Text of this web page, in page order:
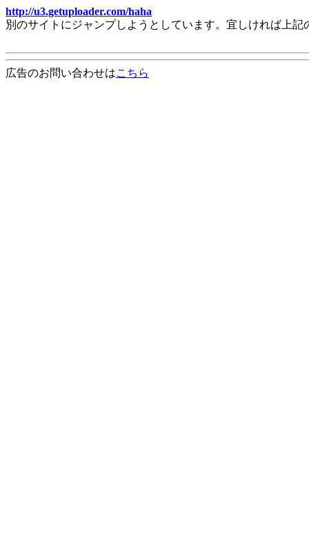
http://u3.getuploader.com/haha
別のサイトにジャンプしようとしています。宜しければ上
広告のお問い合わせはこちら